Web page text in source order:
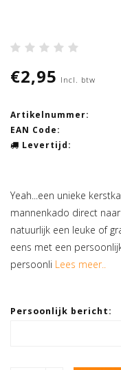
€2,95 Incl. btw
Artikelnummer:
EAN Code:
Levertijd:
Yeah...een unieke
mannenkado direct
natuurlijk een leuke of
eens met een
persoonli Lees meer..
Persoonlijk bericht: